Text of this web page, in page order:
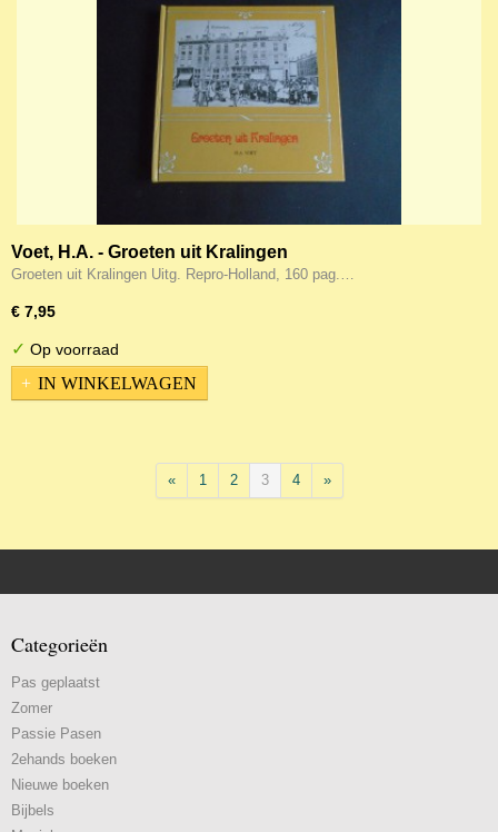
Voet, H.A. - Groeten uit Kralingen
Groeten uit Kralingen Uitg. Repro-Holland, 160 pag.…
€ 7,95
✓ Op voorraad
IN WINKELWAGEN
« 1 2 3 4 »
Categorieën
Pas geplaatst
Zomer
Passie Pasen
2ehands boeken
Nieuwe boeken
Bijbels